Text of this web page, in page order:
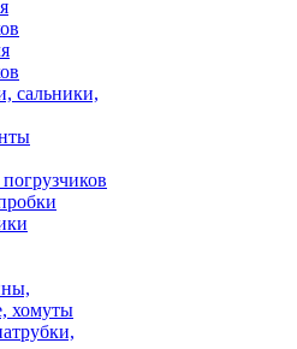
сальники,
хомуты